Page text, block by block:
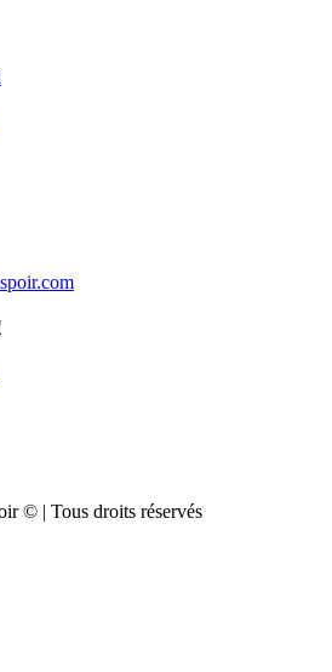
© | Tous droits réservés